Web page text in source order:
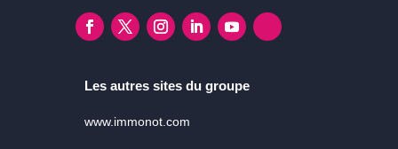
Les autres sites du groupe
www.immonot.com